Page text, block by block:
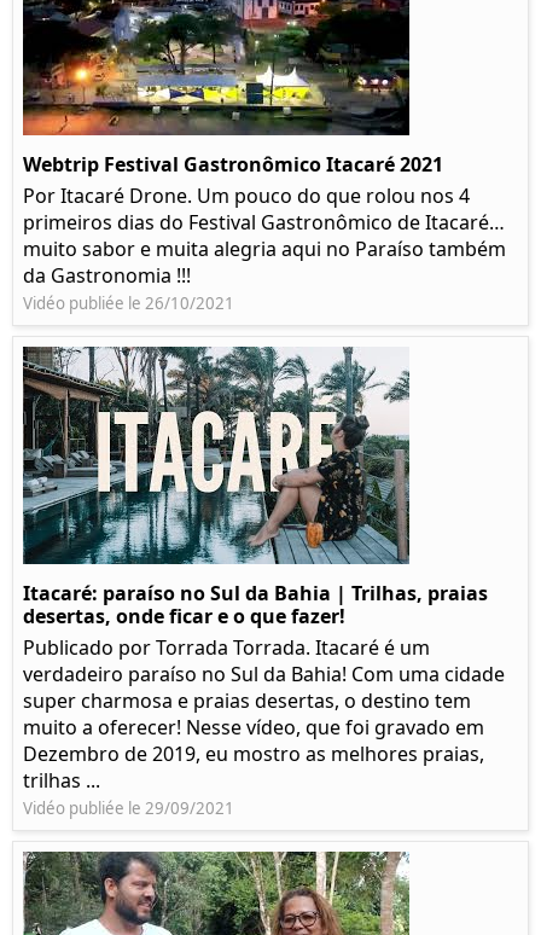
Webtrip Festival Gastronômico Itacaré 2021
Por Itacaré Drone. Um pouco do que rolou nos 4
primeiros dias do Festival Gastronômico de Itacaré…
muito sabor e muita alegria aqui no Paraíso também
da Gastronomia !!!
Vidéo publiée le 26/10/2021
Itacaré: paraíso no Sul da Bahia | Trilhas, praias
desertas, onde ficar e o que fazer!
Publicado por Torrada Torrada. Itacaré é um
verdadeiro paraíso no Sul da Bahia! Com uma cidade
super charmosa e praias desertas, o destino tem
muito a oferecer! Nesse vídeo, que foi gravado em
Dezembro de 2019, eu mostro as melhores praias,
trilhas ...
Vidéo publiée le 29/09/2021